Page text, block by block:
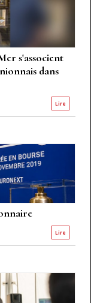
s'associent
dans
Lire
Lire